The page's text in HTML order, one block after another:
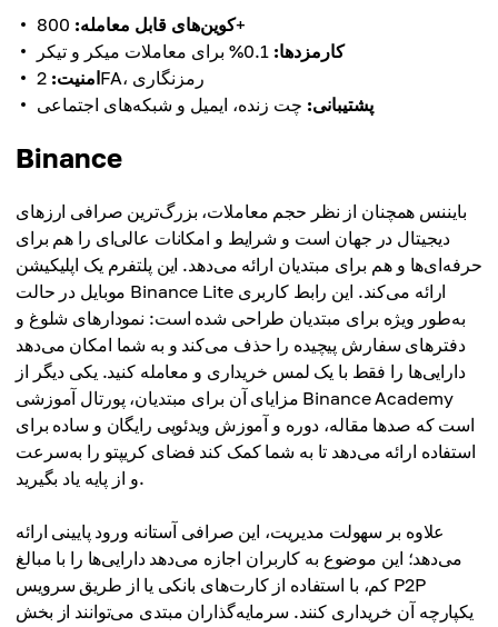
کوین‌های قابل معامله:800+
کارمزدها:
امنیت:
2FA، رمزنگاری
پشتیبانی: چت زنده، ایمیل و شبکه‌های اجتماعی
Binance
بایننس همچنان از نظر حجم معاملات، بزرگ‌ترین صرافی ارزهای
دیجیتال در جهان است و شرایط و امکانات عالی‌ای را هم برای
حرفه‌ای‌ها و هم برای مبتدیان ارائه می‌دهد. این پلتفرم یک اپلیکیشن
موبایل در حالت Binance Lite ارائه می‌کند. این رابط کاربری
به‌طور ویژه برای مبتدیان طراحی شده است: نمودارهای شلوغ و
دفترهای سفارش پیچیده را حذف می‌کند و به شما امکان می‌دهد
دارایی‌ها را فقط با یک لمس خریداری و معامله کنید. یکی دیگر از
مزایای آن برای مبتدیان، پورتال آموزشی Binance Academy
است که صدها مقاله، دوره و آموزش ویدئویی رایگان و ساده برای
استفاده ارائه می‌دهد تا به شما کمک کند فضای کریپتو را به‌سرعت
و از پایه یاد بگیرید.
علاوه بر سهولت مدیریت، این صرافی آستانه ورود پایینی ارائه
می‌دهد؛ این موضوع به کاربران اجازه می‌دهد دارایی‌ها را با مبالغ
کم، با استفاده از کارت‌های بانکی یا از طریق سرویس P2P
یکپارچه آن خریداری کنند. سرمایه‌گذاران مبتدی می‌توانند از بخش